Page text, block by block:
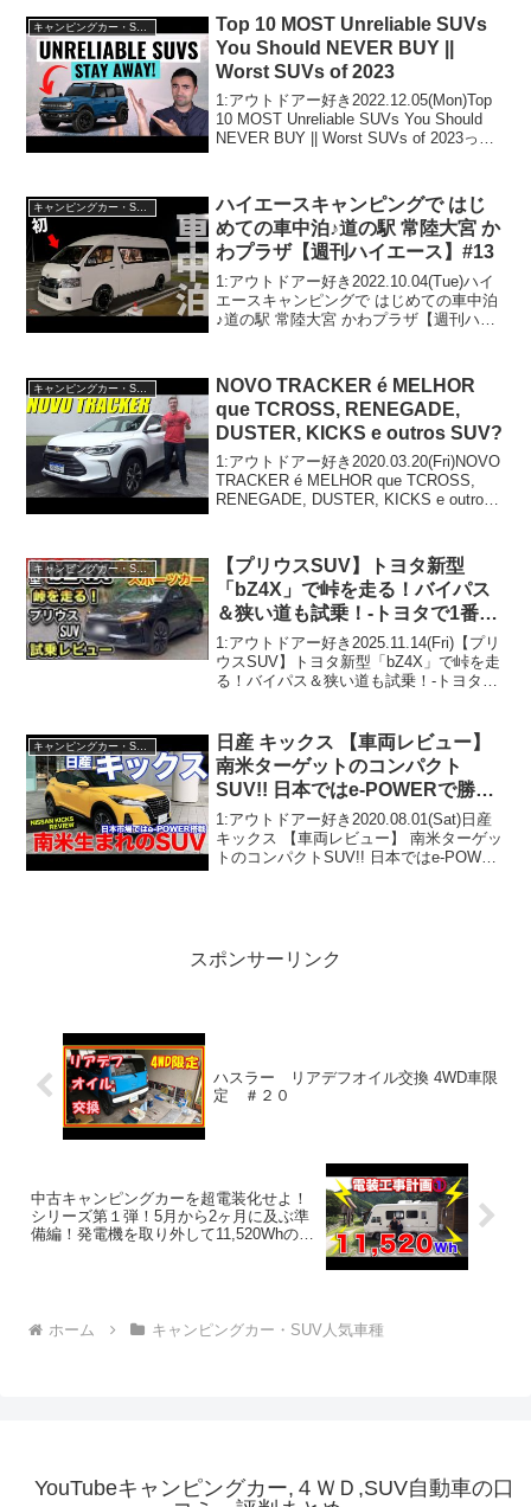
Top 10 MOST Unreliable SUVs
You Should NEVER BUY ||
Worst SUVs of 2023
1:アウトドアー好き2022.12.05(Mon)Top
10 MOST Unreliable SUVs You Should
NEVER BUY || Worst SUVs of 2023って
キャンピングカー・SUV人気車種
ハイエースキャンピングで はじ
めての車中泊♪道の駅 常陸大宮 か
わプラザ【週刊ハイエース】#13
1:アウトドアー好き2022.10.04(Tue)ハイ
エースキャンピングで はじめての車中泊
♪道の駅 常陸大宮 かわプラザ【週刊ハイ
2022.10.04(Tue)この...
NOVO TRACKER é MELHOR
que TCROSS, RENEGADE,
DUSTER, KICKS e outros SUV?
1:アウトドアー好き2020.03.20(Fri)NOVO
TRACKER é MELHOR que TCROSS,
RENEGADE, DUSTER, KICKS e outros
キャンピングカー・SUV人気車種
【プリウスSUV】トヨタ新型
「bZ4X」で峠を走る！バイパス
＆狭い道も試乗！-トヨタで1番楽
しいSUV-
1:アウトドアー好き2025.11.14(Fri)【プリ
ウスSUV】トヨタ新型「bZ4X」で峠を走
る！バイパス＆狭い道も試乗！-トヨタで
き2025.11.14(Fr...
日産 キックス 【車両レビュー】
南米ターゲットのコンパクト
SUV!! 日本ではe-POWERで勝
負!! NISSAN KICKS E-CarLife
with 五味やすたか
1:アウトドアー好き2020.08.01(Sat)日産
キックス 【車両レビュー】 南米ターゲッ
トのコンパクトSUV!! 日本ではe-POWER
スポンサーリンク
ハスラー リアデフオイル交換 4WD車限
定 ＃２０
中古キャンピングカーを超電装化せよ！
シリーズ第１弾！5月から2ヶ月に及ぶ準
備編！発電機を取り外して11,520Whのリ
ホーム キャンピングカー・SUV人気車種
YouTubeキャンピングカー,４ＷＤ,SUV自動車の口